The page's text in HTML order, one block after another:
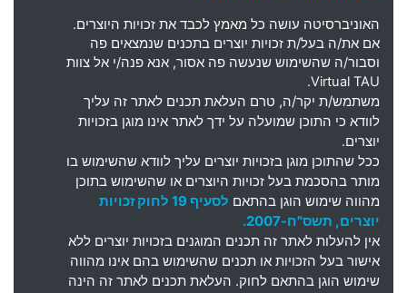
האוניברסיטה עושה כל מאמץ לכבד את זכויות היוצרים.
אם את/ה בעל/ת זכויות יוצרים בתכנים שנמצאים פה
וסבור/ה שהשימוש שנעשה פה אסור, אנא פנה/י אל צוות
Virtual TAU.
משתמש/ת יקר/ה, טרם העלאת תכנים לאתר זה עליך
לוודא כי התוכן שמועלה על ידך לאתר אינו מוגן בזכויות
יוצרים.
ככל שהתוכן מוגן בזכויות יוצרים עליך לוודא שהשימוש בו
מותר בהסכמת בעל זכויות היוצרים או שהשימוש בתוכן
מהווה שימוש הוגן בהתאם
לסעיף 19 לחוק זכויות
יוצרים, תשס"ח-2007.
אין להעלות לאתר זה תכנים המוגנים בזכויות יוצרים ללא
אישור בעל הזכויות או תכנים שהשימוש בהם אינו מהווה
שימוש הוגן בהתאם לחוק. העלאת תכנים לאתר זה הינה